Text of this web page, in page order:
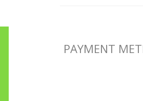
PAYMENT